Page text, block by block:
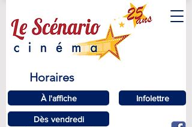
Horaires
Dès vendredi
Infolettre
À l'affiche